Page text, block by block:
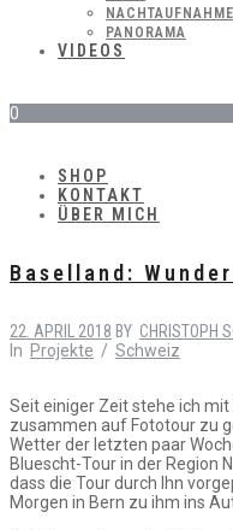
PANORAMA
VIDEOS
0
SHOP
KONTAKT
ÜBER MICH
Baselland:
22. APRIL 2018 BY CHRISTOPH
In Projekte / Schweiz
Seit einiger Zeit stehe ich mit
zusammen auf Fototour zu
Wetter der letzten paar
Bluescht-Tour in der Region
dass die Tour durch Ihn
Morgen in Bern zu ihm ins